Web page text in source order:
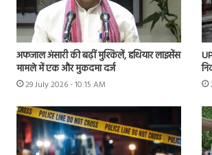
अफजाल अंसारी की बढ़ीं मुश्किलें, हथियार लाइसेंस
मामले में एक और मुकदमा दर्ज
29 July 2026 - 10:15 AM